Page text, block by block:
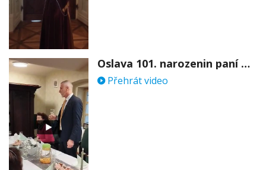
Oslava 101. narozenin paní Věry Skořepové
Přehrát video